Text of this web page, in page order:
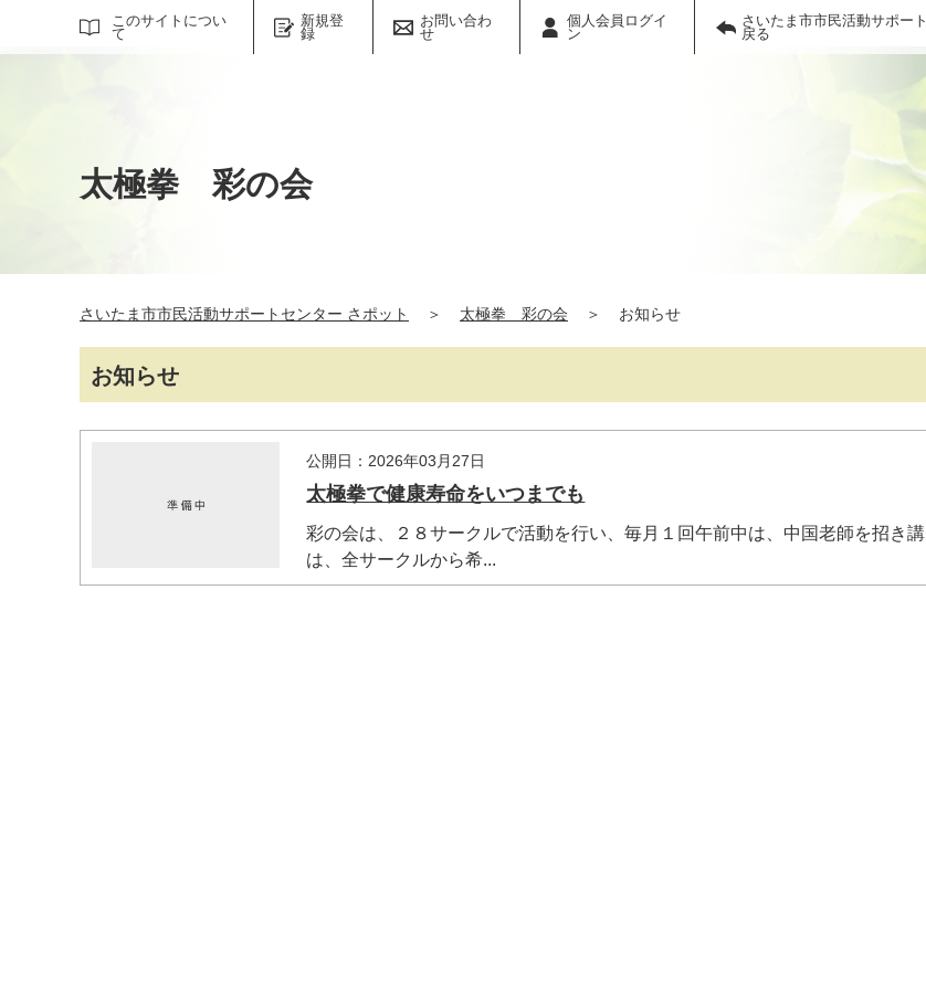
このサイトについ
て
新規登
録
お問い合わ
せ
個人会員ログイ
ン
さいたま市市民活動サポー
戻る
サイト内検索
太極拳 彩の会
さいたま市市民活動サポートセンター さポット ＞ 太極拳 彩の会 ＞ お知らせ
お知らせ
公開日：2026年03月27日
太極拳で健康寿命をいつまでも
彩の会は、２８サークルで活動を行い、毎月１回午前中は、中国老師を招き
は、全サークルから希...